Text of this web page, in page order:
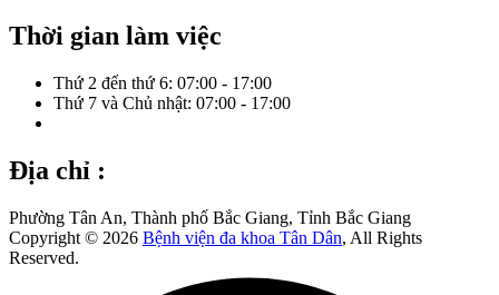
Thời gian làm việc
Thứ 2 đến thứ 6: 07:00 - 17:00
Thứ 7 và Chủ nhật: 07:00 - 17:00
Địa chỉ :
Phường Tân An, Thành phố Bắc Giang, Tỉnh Bắc Giang
Copyright © 2026 Bệnh viện đa khoa Tân Dân, All Rights
Reserved.